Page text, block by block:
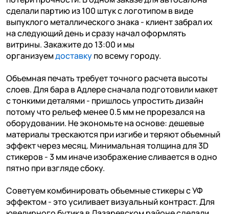
сделали партию из 100 штук с логотипом в виде
выпуклого металлического знака - клиент забрал их
на следующий день и сразу начал оформлять
витрины. Закажите до 13:00 и мы
организуемдоставкупо всему городу.
Объемная печать требует точного расчета высоты
слоев. Для бара в Адлере сначала подготовили макет
с тонкими деталями - пришлось упростить дизайн
потому что рельеф менее 0.5 мм не прорезался на
оборудовании. Не экономьте на основе: дешевые
материалы трескаются при изгибе и теряют объемный
эффект через месяц. Минимальная толщина для 3D
стикеров - 3 мм иначе изображение сливается в одно
пятно при взгляде сбоку.
Советуем комбинировать объемные стикеры с УФ
эффектом - это усиливает визуальный контраст. Для